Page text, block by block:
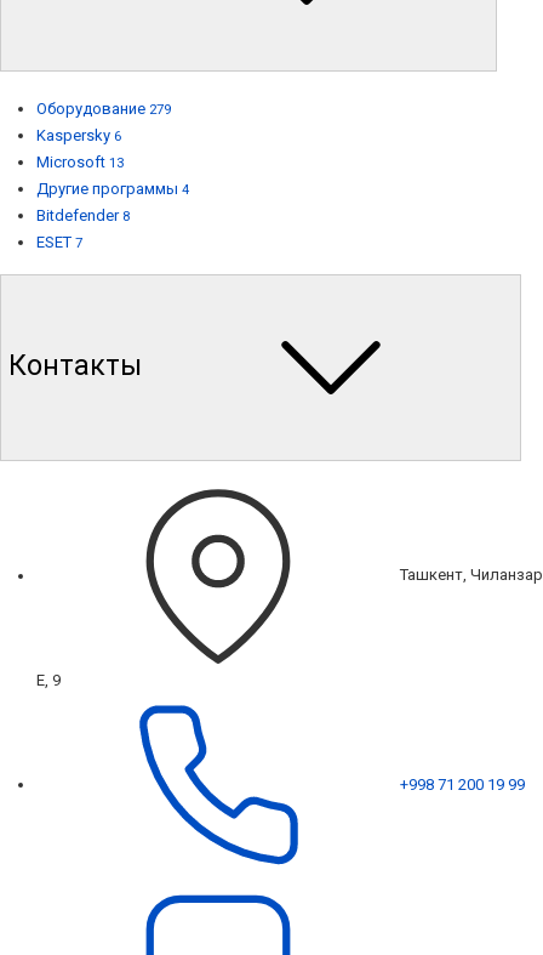
Оборудование 279
Kaspersky 6
Microsoft 13
Другие программы 4
Bitdefender 8
ESET 7
Контакты
Ташкент, Чиланзар
Е, 9
+998 71 200 19 99